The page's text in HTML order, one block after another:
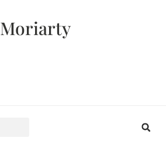
Moriarty